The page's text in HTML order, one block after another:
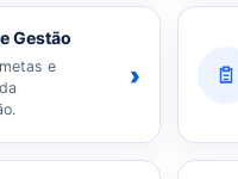
Gestão
e
›